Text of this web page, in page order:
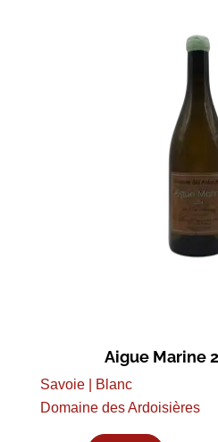
Aigue Marine
Savoie | Blanc
Domaine des Ardoisières